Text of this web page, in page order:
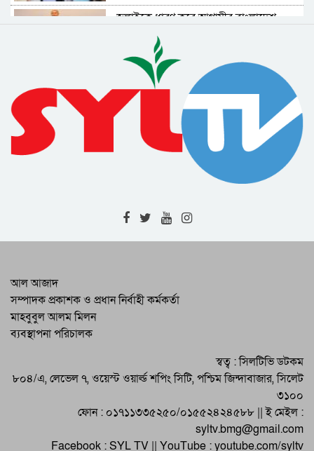
জুলাইকে ধারণ করে আগামীর বাংলাদেশ
বিনির্মাণ করবে বিএনপি : কাইয়ুম চৌধুরী
গণতান্ত্রিক ধারাবাহিকতা রক্ষার মাধ্যমে সমৃদ্ধ
দেশ গড়া সম্ভব : বাণিজ্য মন্ত্রী
জুলাই গণঅভ্যুত্থান দিবসে জেলা প্রশাসনের
সাংস্কৃতিক অনুষ্ঠান ও পুরস্কার বিতরণী
সিলেট মহানগরীর মাস্টার প্ল্যান বাস্তবায়ন নিয়ে
ঢাকায় উচ্চপর্যায়ের সভা
শাল্লায় বর্ষার পানিতে গোসল করতে নেমে
উন্নয়নের বিকল্প নেই : সিসিক প্রশাসক
নিরাপদ ও বাসযোগ্য নগর গড়তে পর্যাপ্ত
আলোকসজ্জা গুরুত্বপূর্ণ : সিসিক প্রশাসক
আল আজাদ
সম্পাদক প্রকাশক ও প্রধান নির্বাহী কর্মকর্তা
মাহবুবুল আলম মিলন
ব্যবস্থাপনা পরিচালক
স্বত্ব : সিলটিভি ডটকম
৮০৪/এ, লেভেল ৭, ওয়েস্ট ওয়ার্ল্ড শপিং সিটি, পশ্চিম জিন্দাবাজার, সিলেট
৩১০০
ফোন : ০১৭১১৩৩৫২৫০/০১৫৫২৪২৪৫৮৮ || ই মেইল :
syltv.bmg@gmail.com
Facebook : SYL TV || YouTube : youtube.com/syltv